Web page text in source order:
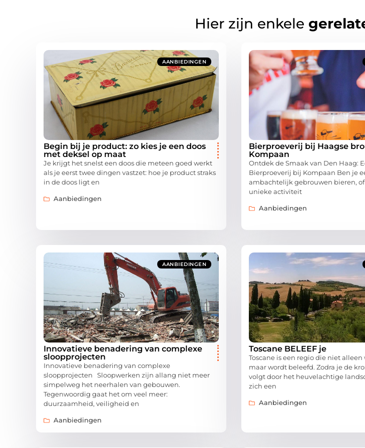
Hier zijn enkele
AANBIEDINGEN
Begin bij je product: zo kies je een doos
met deksel op maat
Je krijgt het snelst een doos die meteen goed werkt
als je eerst twee dingen vastzet: hoe je product straks
in de doos ligt en
Aanbiedingen
Bierproeverij bij Haagse
Kompaan
Ontdek de Smaak van Den Haag:
Bierproeverij bij Kompaan Ben je
ambachtelijk gebrouwen bieren, of
unieke activiteit
Aanbiedingen
AANBIEDINGEN
Innovatieve benadering van complexe
sloopprojecten
Innovatieve benadering van complexe
sloopprojecten Sloopwerken zijn allang niet meer
simpelweg het neerhalen van gebouwen.
Tegenwoordig gaat het om veel meer:
duurzaamheid, veiligheid en
Aanbiedingen
Toscane BELEEF je
Toscane is een regio die niet
maar wordt beleefd. Zodra je de
volgt door het heuvelachtige
zich een
Aanbiedingen